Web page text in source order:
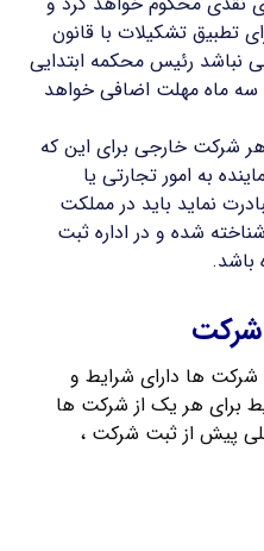
تطبیق تشکیلات با قانون
نباشد رئیس محکمه ابتدایی
ماه مهلت اضافی خواهد
هر شرکت خارجی برای این که
به امور تجارتی یا
نماید باید در مملکت
شده و در اداره ثبت
باشد.
شرکت
ها دارای شرایط و
برای هر یک از شرکت ها
پیش از ثبت شرکت ،